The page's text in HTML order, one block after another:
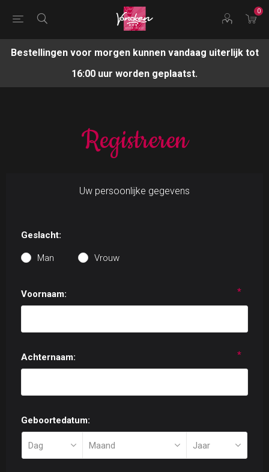
0
Bestellingen voor morgen kunnen vandaag uiterlijk tot
16:00 uur worden geplaatst.
Registreren
Uw persoonlijke gegevens
Geslacht:
Man Vrouw
Voornaam: *
Achternaam: *
Geboortedatum: